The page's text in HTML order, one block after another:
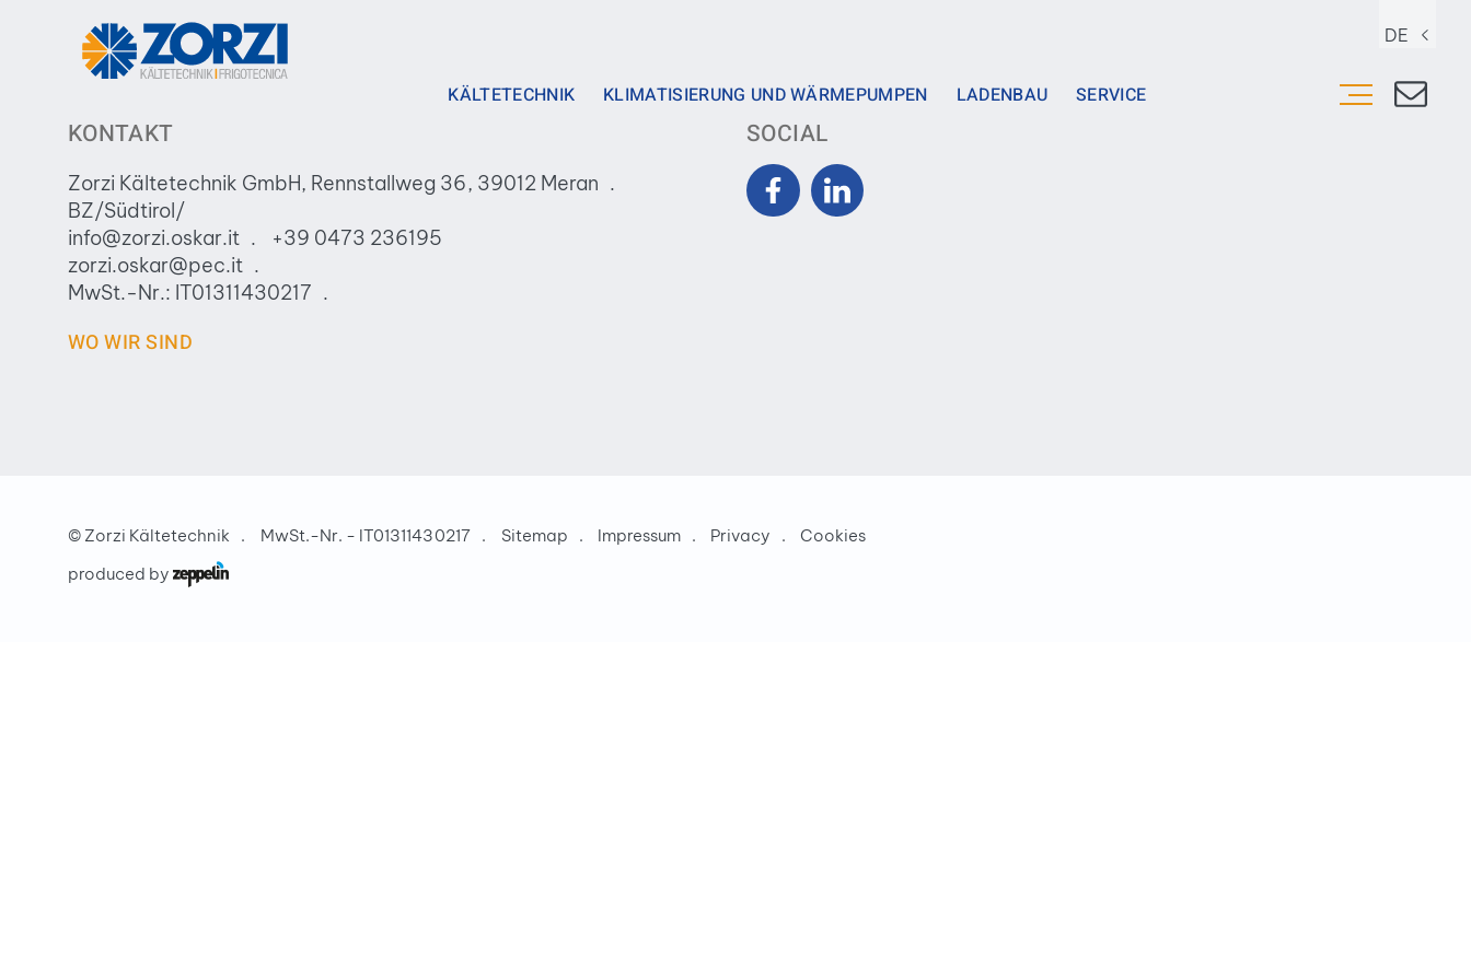
DE
KÄLTETECHNIK KLIMATISIERUNG UND WÄRMEPUMPEN LADENBAU SERVICE
KONTAKT
Zorzi Kältetechnik GmbH, Rennstallweg 36, 39012 Meran
BZ/Südtirol/
info@zorzi.oskar.it
+39 0473 236195
zorzi.oskar@pec.it
MwSt.-Nr.: IT01311430217
WO WIR SIND
SOCIAL
© Zorzi Kältetechnik MwSt.-Nr. - IT01311430217 Sitemap Impressum Privacy
Cookies
produced by